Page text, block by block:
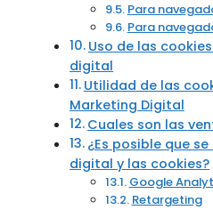
Para
Para
Uso de las
digital
Utilidad de las
Marketing Digital
Cuales son las
¿Es posible que
digital y las cookies?
Google
Retargeting